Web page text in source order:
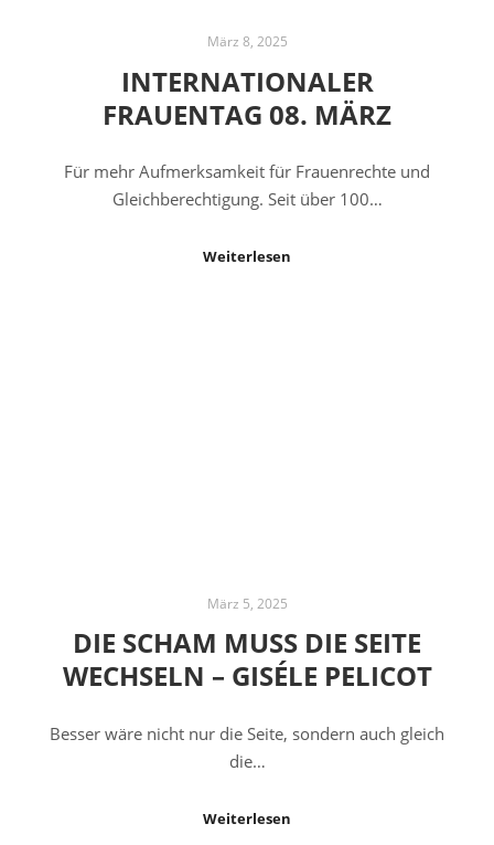
März 8, 2025
INTERNATIONALER
FRAUENTAG 08. MÄRZ
Für mehr Aufmerksamkeit für Frauenrechte und
Gleichberechtigung. Seit über 100…
Weiterlesen
März 5, 2025
DIE SCHAM MUSS DIE SEITE
WECHSELN – GISÉLE PELICOT
Besser wäre nicht nur die Seite, sondern auch gleich
die…
Weiterlesen